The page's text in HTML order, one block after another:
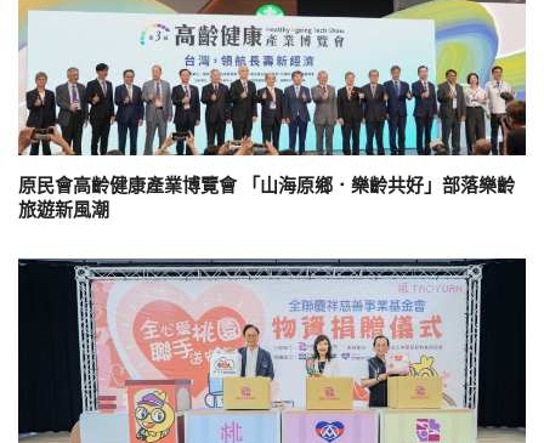
原民會高齡健康產業博覽會 「山海原鄉．樂齡共好」部落樂齡
旅遊新風潮